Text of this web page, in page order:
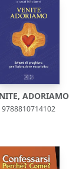
ADORIAMO
9788810714102